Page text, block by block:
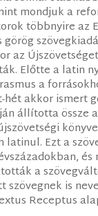
mondjuk a
többnyire az
az
Előtte a latin
a
hét akkor ismert
állította össze
latinul. Ezt a
és
a
szövegnek is
Receptus